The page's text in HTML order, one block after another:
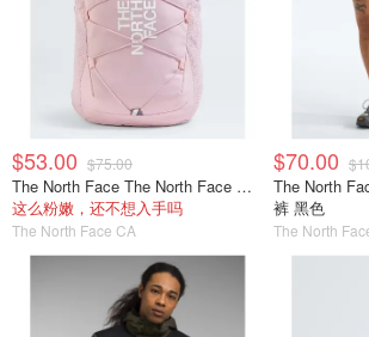
$53.00 $75.00
The North Face The North Face Court Jester 青少年双肩包
这么粉嫩，还不想入手吗
The North Face CA
$70.00
The North
裤 黑色
The North